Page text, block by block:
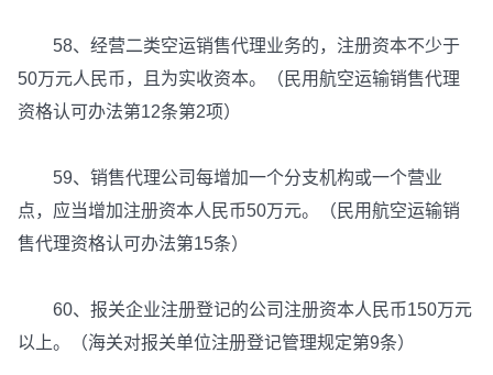
58、经营二类空运销售代理业务的，注册资本不少于
50万元人民币，且为实收资本。（民用航空运输销售代理
资格认可办法第12条第2项）
59、销售代理公司每增加一个分支机构或一个营业
点，应当增加注册资本人民币50万元。（民用航空运输销
售代理资格认可办法第15条）
60、报关企业注册登记的公司注册资本人民币150万元
以上。（海关对报关单位注册登记管理规定第9条）